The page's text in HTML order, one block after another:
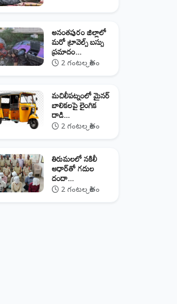
అనంతపురం జిల్లాలో
మరో ట్రావెల్స్‌ బస్సు
ప్రమాదం...
2 గంటల క్రితం
మచిలీపట్నంలో మైనర్
బాలికలపై లైంగిక
దాడి...
2 గంటల క్రితం
తిరుమలలో నకిలీ
ఆధార్‌తో గదుల
దందా...
2 గంటల క్రితం